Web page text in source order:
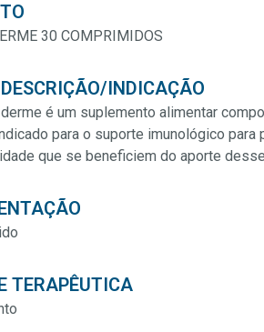
30 COMPRIMIDOS
INDICAÇÃO
é um suplemento alimentar
para o suporte imunológico para
que se beneficiem do aporte
TERAPÊUTICA